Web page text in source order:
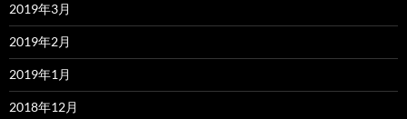
2019年3月
2019年2月
2019年1月
2018年12月